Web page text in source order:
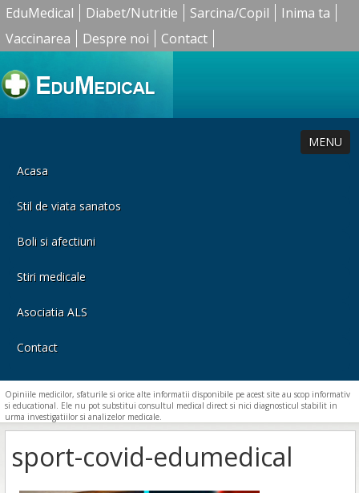
EduMedical Diabet/Nutritie Sarcina/Copil
Inima ta
Vaccinarea
Despre noi Contact
MENU
Acasa
Stil de viata sanatos
Boli si afectiuni
Stiri medicale
Asociatia ALS
Contact
Opiniile medicilor, sfaturile si orice alte informatii disponibile pe acest site au scop informativ
si educational. Ele nu pot substitui consultul medical direct si nici diagnosticul stabilit in
urma investigatiilor si analizelor medicale.
sport-covid-edumedical